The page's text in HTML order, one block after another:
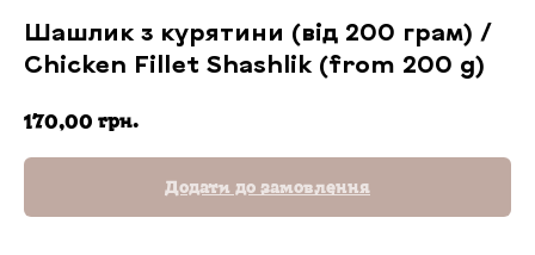
Шашлик з курятини (від 200 грам) /
Chicken Fillet Shashlik (from 200 g)
170,00 грн.
Додати до замовлення